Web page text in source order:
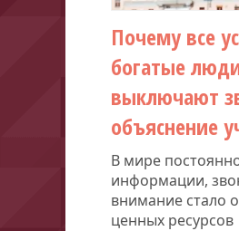
Почему все
богатые
выключают
объяснение
В мире
информации,
внимание стало
ценных ресурсов